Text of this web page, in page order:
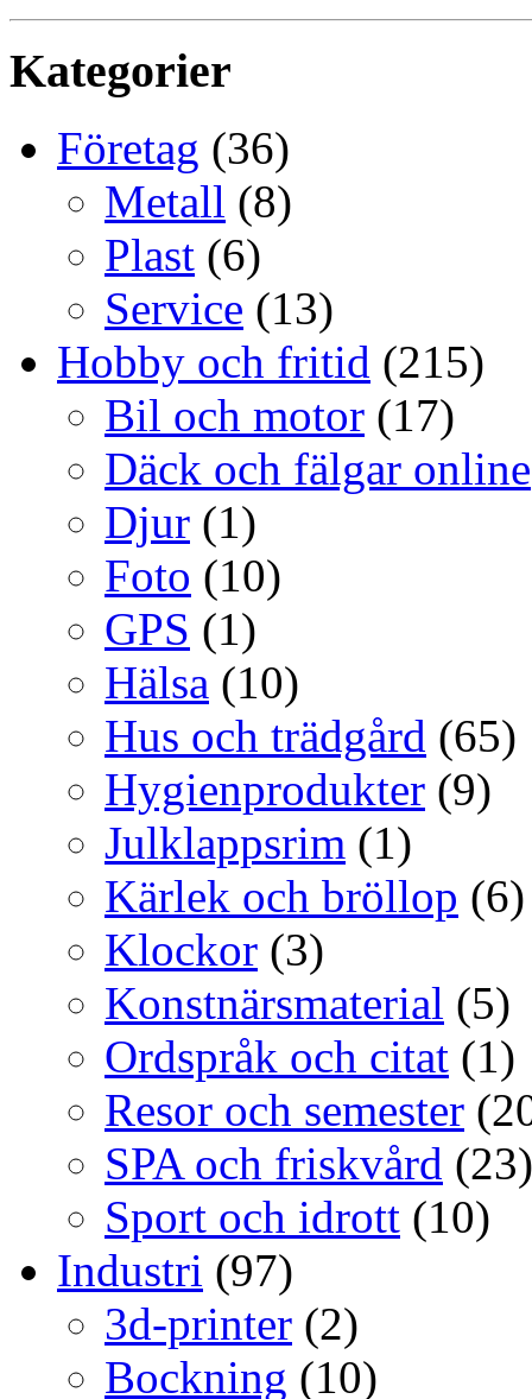
Kategorier
Företag (36)
Metall (8)
Plast (6)
Service (13)
Hobby och fritid (215)
Bil och motor (17)
Däck och fälgar online
Djur (1)
Foto (10)
GPS (1)
Hälsa (10)
Hus och trädgård (65)
Hygienprodukter (9)
Julklappsrim (1)
Kärlek och bröllop (6)
Klockor (3)
Konstnärsmaterial (5)
Ordspråk och citat (1)
Resor och semester
SPA och friskvård (23)
Sport och idrott (10)
Industri (97)
3d-printer (2)
Bockning (10)